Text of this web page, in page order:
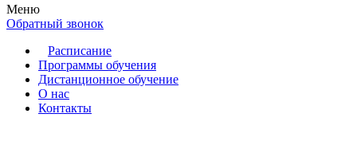
Меню
Обратный звонок
Расписание
Программы обучения
Дистанционное обучение
О нас
Контакты